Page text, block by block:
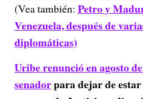
(Vea también: Petro y
Venezuela, después de
diplomáticas)
Uribe renunció en agosto
senadorpara dejar de